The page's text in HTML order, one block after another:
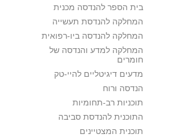
בית הספר להנדסה מכנית
המחלקה להנדסת תעשייה
המחלקה להנדסה ביו-רפואית
המחלקה למדע והנדסה של
חומרים
מדעים דיגיטליים להיי-טק
הנדסה ורוח
תוכניות רב-תחומיות
התוכנית להנדסת סביבה
תוכנית המצטיינים